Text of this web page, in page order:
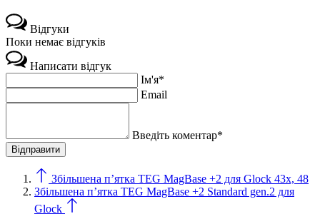
Відгуки
Поки немає відгуків
Написати відгук
Ім'я*
Email
Введіть коментар*
Збільшена п’ятка TEG MagBase +2 для Glock 43x, 48
Збільшена п’ятка TEG MagBase +2 Standard gen.2 для
Glock